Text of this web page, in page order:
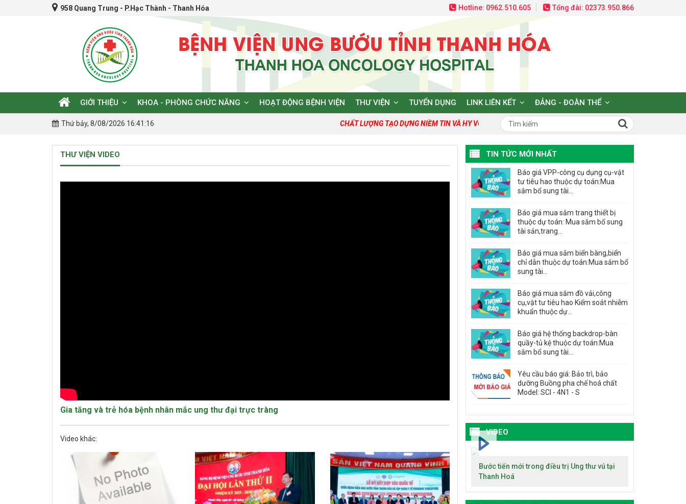
958 Quang Trung - P.Hạc Thành - Thanh Hóa Hotline: 0962.510.605 Tổng đài: 02373.950.866
GIỚI THIỆU KHOA - PHÒNG CHỨC NĂNG HOẠT ĐỘNG BỆNH VIỆN THƯ VIỆN TUYỂN DỤNG LINK LIÊN KẾT ĐẢNG - ĐOÀN THỂ
Thứ bảy, 8/08/2026 16:41:18 CHẤT LƯỢNG TẠO DỰNG NIỀM TIN VÀ HY VỌNG!
THƯ VIỆN VIDEO
Gia tăng và trẻ hóa bệnh nhân mắc ung thư đại trực tràng
Video khác:
TIN TỨC MỚI NHẤT
Báo giá VPP-công cụ dụng cụ-vật
tư tiêu hao thuộc dự toán:Mua
sắm bổ sung tài...
Báo giá mua sắm trang thiết bị
thuộc dự toán: Mua sắm bổ sung
tài sản,trang...
Báo giá mua sắm biển bàng,biển
chỉ dẫn thuộc dự toán:Mua sắm bổ
sung tài...
Báo giá mua sắm đồ vải,công
cụ,vật tư tiêu hao Kiểm soát nhiễm
khuẩn thuộc dự...
Báo giá hệ thống backdrop-bàn
quầy-tủ kệ thuộc dự toán:Mua
sắm bổ sung tài...
Yêu cầu báo giá: Bảo trì, bảo
dưỡng Buồng pha chế hoá chất
Model: SCI - 4N1 - S
VIDEO
Bước tiến mới trong điều trị Ung thư vú tại
Thanh Hoá